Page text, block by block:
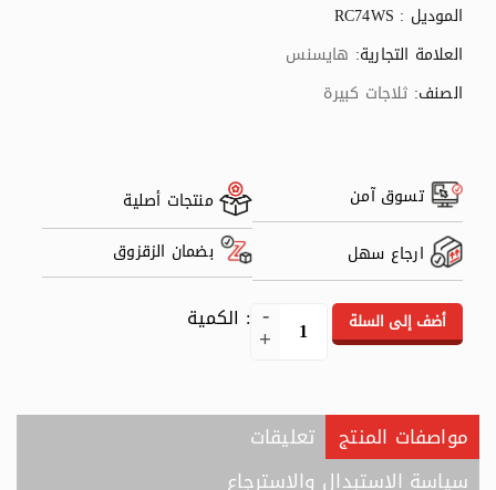
الموديل : RC74WS
العلامة التجارية: هايسنس
الصنف: ثلاجات كبيرة
تسوق آمن
منتجات أصلية
ارجاع سهل
بضمان الزقزوق
: الكمية أضف إلى السلة
مواصفات المنتج
تعليقات
سياسة الاستبدال والاسترجاع